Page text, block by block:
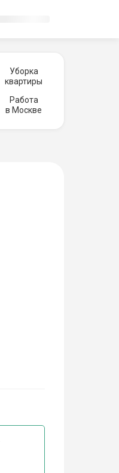
Уборка
квартиры
Работа
в Москве